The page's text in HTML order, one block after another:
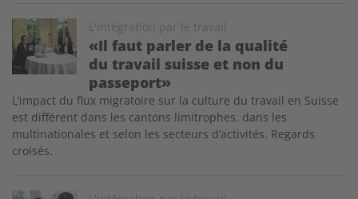
L'intégration par le travail
«Il faut parler de la qualité
du travail suisse et non du
passeport»
Image
L’impact du flux migratoire sur la culture du travail en Suisse
est différent dans les cantons limitrophes, dans les
multinationales et selon les secteurs d’activités. Regards
croisés.